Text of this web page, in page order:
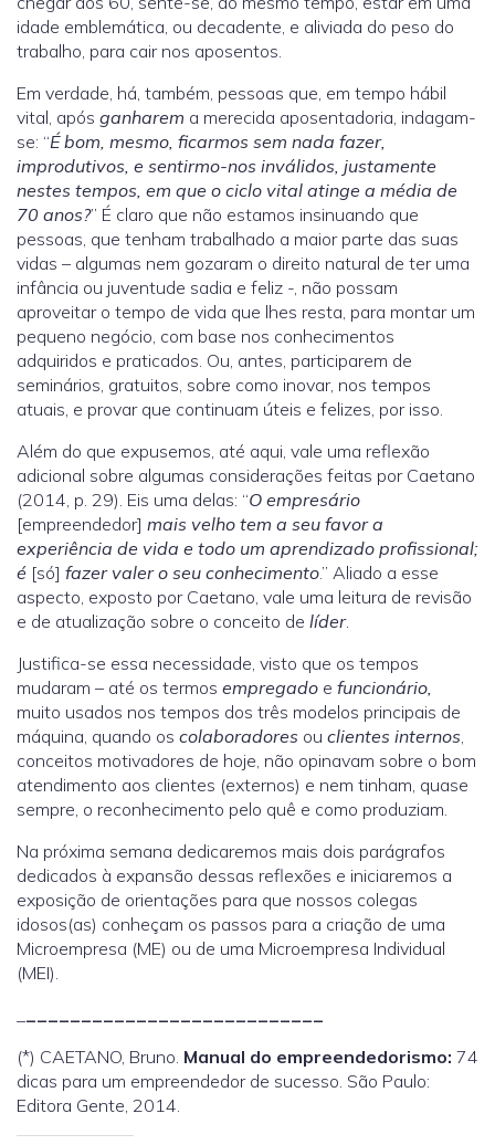
idade emblemática, ou decadente, e aliviada do peso do
trabalho, para cair nos aposentos.
Em verdade, há, também, pessoas que, em tempo hábil
vital, após ganharem a merecida aposentadoria, indagam-
se: “É bom, mesmo, ficarmos sem nada fazer,
improdutivos, e sentirmo-nos inválidos, justamente
nestes tempos, em que o ciclo vital atinge a média de
70 anos?” É claro que não estamos insinuando que
pessoas, que tenham trabalhado a maior parte das suas
vidas – algumas nem gozaram o direito natural de ter uma
infância ou juventude sadia e feliz -, não possam
aproveitar o tempo de vida que lhes resta, para montar um
pequeno negócio, com base nos conhecimentos
adquiridos e praticados. Ou, antes, participarem de
seminários, gratuitos, sobre como inovar, nos tempos
atuais, e provar que continuam úteis e felizes, por isso.
Além do que expusemos, até aqui, vale uma reflexão
adicional sobre algumas considerações feitas por Caetano
(2014, p. 29). Eis uma delas: “O empresário
[empreendedor] mais velho tem a seu favor a
experiência de vida e todo um aprendizado profissional;
é [só] fazer valer o seu conhecimento.” Aliado a esse
aspecto, exposto por Caetano, vale uma leitura de revisão
e de atualização sobre o conceito de líder.
Justifica-se essa necessidade, visto que os tempos
mudaram – até os termos empregado e funcionário,
muito usados nos tempos dos três modelos principais de
máquina, quando os colaboradores ou clientes internos,
conceitos motivadores de hoje, não opinavam sobre o bom
atendimento aos clientes (externos) e nem tinham, quase
sempre, o reconhecimento pelo quê e como produziam.
Na próxima semana dedicaremos mais dois parágrafos
dedicados à expansão dessas reflexões e iniciaremos a
exposição de orientações para que nossos colegas
idosos(as) conheçam os passos para a criação de uma
Microempresa (ME) ou de uma Microempresa Individual
(MEI).
___________________________
(*) CAETANO, Bruno. Manual do empreendedorismo: 74
dicas para um empreendedor de sucesso. São Paulo:
Editora Gente, 2014.